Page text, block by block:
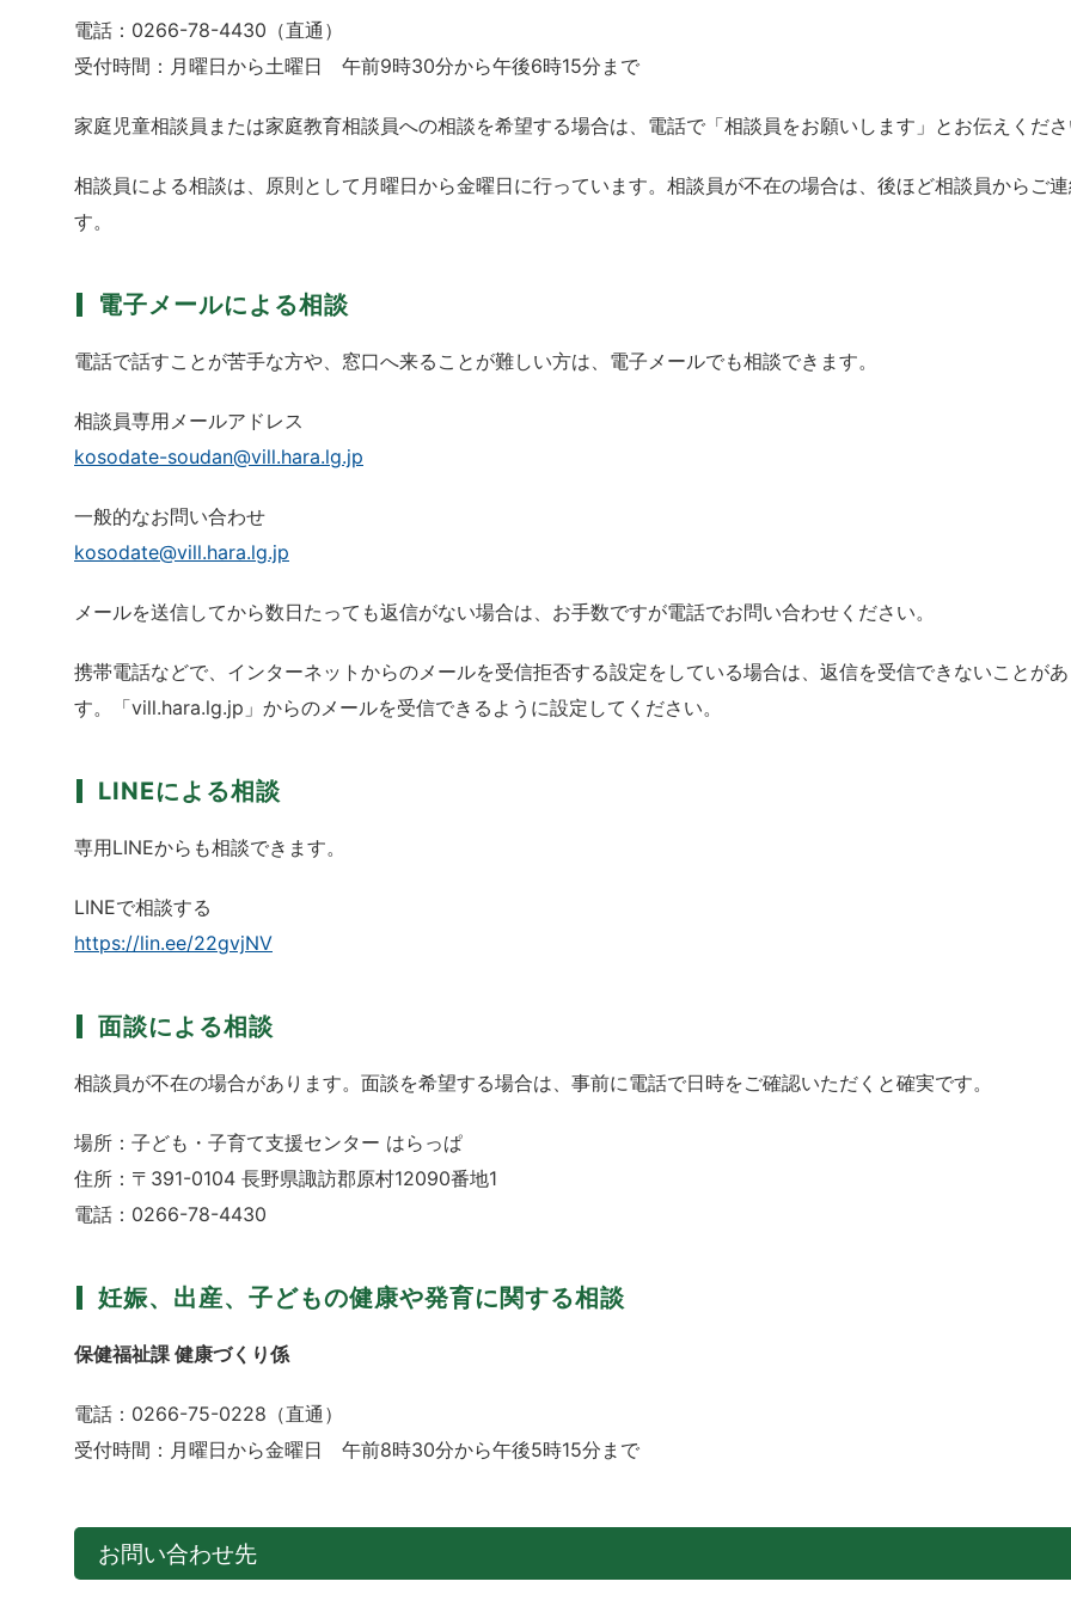
電話：0266-78-4430（直通）
受付時間：月曜日から土曜日 午前9時30分から午後6時15分まで
家庭児童相談員または家庭教育相談員への相談を希望する場合は、電話で「相談員をお願いします」とお伝えくだ
相談員による相談は、原則として月曜日から金曜日に行っています。相談員が不在の場合は、後ほど相談員からご
す。
電子メールによる相談
電話で話すことが苦手な方や、窓口へ来ることが難しい方は、電子メールでも相談できます。
相談員専用メールアドレス
kosodate-soudan@vill.hara.lg.jp
一般的なお問い合わせ
kosodate@vill.hara.lg.jp
メールを送信してから数日たっても返信がない場合は、お手数ですが電話でお問い合わせください。
携帯電話などで、インターネットからのメールを受信拒否する設定をしている場合は、返信を受信できないことが
す。「vill.hara.lg.jp」からのメールを受信できるように設定してください。
LINEによる相談
専用LINEからも相談できます。
LINEで相談する
https://lin.ee/22gvjNV
面談による相談
相談員が不在の場合があります。面談を希望する場合は、事前に電話で日時をご確認いただくと確実です。
場所：子ども・子育て支援センター はらっぱ
住所：〒391-0104 長野県諏訪郡原村12090番地1
電話：0266-78-4430
妊娠、出産、子どもの健康や発育に関する相談
保健福祉課 健康づくり係
電話：0266-75-0228（直通）
受付時間：月曜日から金曜日 午前8時30分から午後5時15分まで
お問い合わせ先